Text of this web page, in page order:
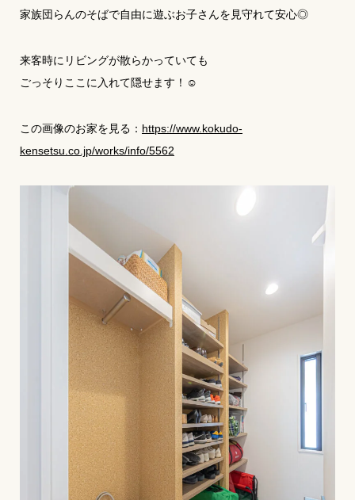
家族団らんのそばで自由に遊ぶお子さんを見守れて安心◎
来客時にリビングが散らかっていても
ごっそりここに入れて隠せます！☺
この画像のお家を見る： https://www.kokudo-
kensetsu.co.jp/works/info/5562